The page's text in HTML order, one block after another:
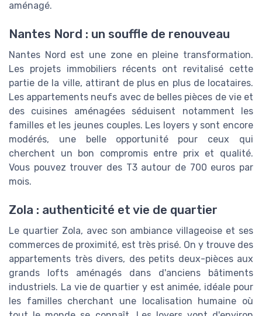
aménagé.
Nantes Nord : un souffle de renouveau
Nantes Nord est une zone en pleine transformation.
Les projets immobiliers récents ont revitalisé cette
partie de la ville, attirant de plus en plus de locataires.
Les appartements neufs avec de belles pièces de vie et
des cuisines aménagées séduisent notamment les
familles et les jeunes couples. Les loyers y sont encore
modérés, une belle opportunité pour ceux qui
cherchent un bon compromis entre prix et qualité.
Vous pouvez trouver des T3 autour de 700 euros par
mois.
Zola : authenticité et vie de quartier
Le quartier Zola, avec son ambiance villageoise et ses
commerces de proximité, est très prisé. On y trouve des
appartements très divers, des petits deux-pièces aux
grands lofts aménagés dans d'anciens bâtiments
industriels. La vie de quartier y est animée, idéale pour
les familles cherchant une localisation humaine où